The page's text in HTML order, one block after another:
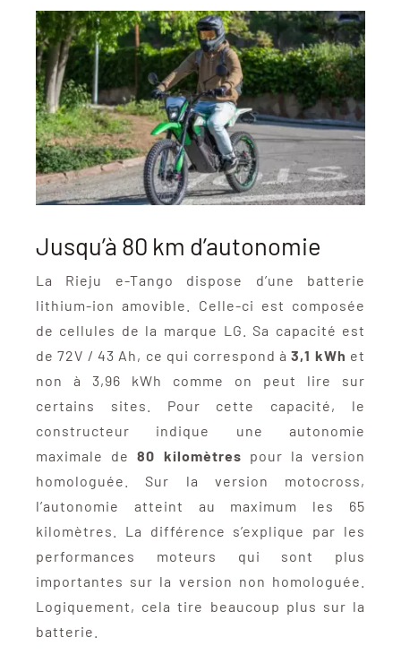
Jusqu’à 80 km d’autonomie
La Rieju e-Tango dispose d’une batterie
lithium-ion amovible. Celle-ci est composée
de cellules de la marque LG. Sa capacité est
de 72V / 43 Ah, ce qui correspond à3,1 kWh et
non à 3,96 kWh comme on peut lire sur
certains sites. Pour cette capacité, le
constructeur indique une autonomie
maximale de80 kilomètres pour la version
homologuée. Sur la version motocross,
l’autonomie atteint au maximum les 65
kilomètres. La différence s’explique par les
performances moteurs qui sont plus
importantes sur la version non homologuée.
Logiquement, cela tire beaucoup plus sur la
batterie.